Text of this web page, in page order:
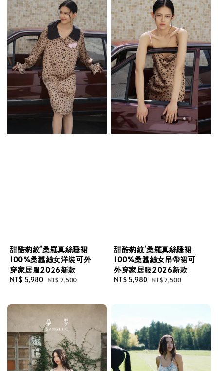
甜酷豹紋’桑羅真絲睡裙
100%桑蠶絲女洋裝可外
穿家居服2026新款
Sale
NT$ 5,980 Regular
NT$ 7,500
甜酷豹紋’桑羅真絲睡裙
100%桑蠶絲女吊帶裙可
外穿家居服2026新款
Sale
NT$ 5,980 Regular
NT$ 7,500